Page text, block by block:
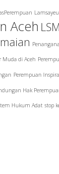
Aceh
Muda di Aceh
Perempuan
Hak
Hukum Adat stop